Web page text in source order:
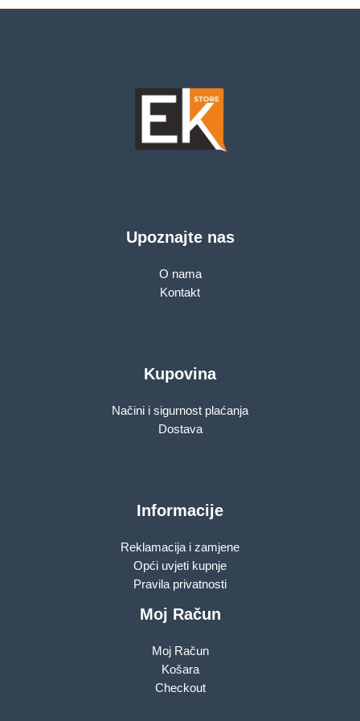
USB 3.2, 1x USB C
Upoznajte nas
O nama
Kontakt
Kupovina
Načini i sigurnost plaćanja
Dostava
Informacije
Reklamacija i zamjene
Opći uvjeti kupnje
Pravila privatnosti
Moj Račun
Moj Račun
Košara
Checkout